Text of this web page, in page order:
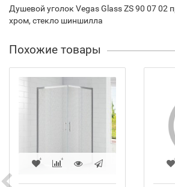
Душевой уголок Vegas Glass ZS 90 07 02
хром, стекло шиншилла
Похожие товары